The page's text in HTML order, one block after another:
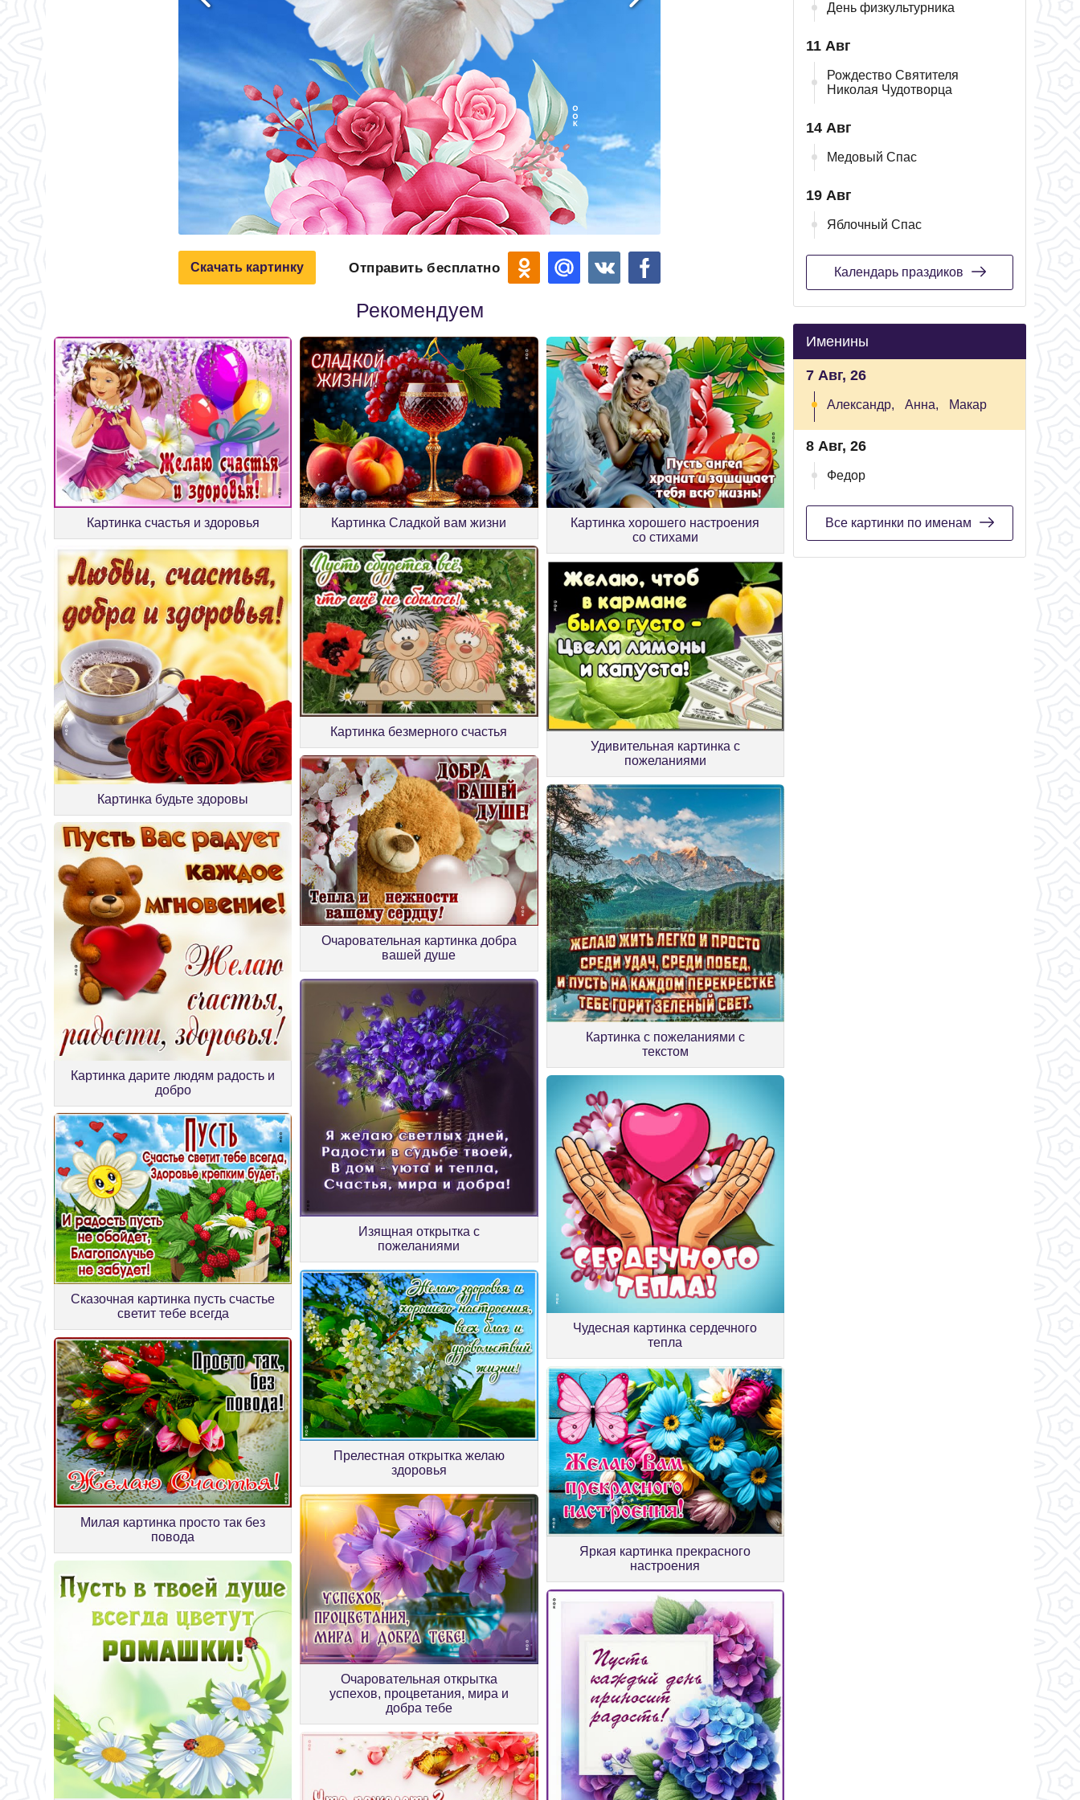
Скачать картинку Отправить бесплатно
Рекомендуем
Картинка счастья и здоровья Картинка Сладкой вам жизни
Картинка хорошего настроения
со стихами
Картинка будьте здоровы
Картинка безмерного счастья
Удивительная картинка с
пожеланиями
Картинка дарите людям радость и
добро
Очаровательная картинка добра
вашей душе
Картинка с пожеланиями с
текстом
Сказочная картинка пусть счастье
светит тебе всегда
Изящная открытка с
пожеланиями
Чудесная картинка сердечного
тепла
Милая картинка просто так без
повода
Прелестная открытка желаю
здоровья
Яркая картинка прекрасного
настроения
Очаровательная открытка
успехов, процветания, мира и
добра тебе
День физкультурника
11 Авг
Рождество Святителя
Николая Чудотворца
14 Авг
Медовый Спас
19 Авг
Яблочный Спас
Календарь праздиков
Именины
7 Авг, 26
Александр, Анна, Макар
8 Авг, 26
Федор
Все картинки по именам